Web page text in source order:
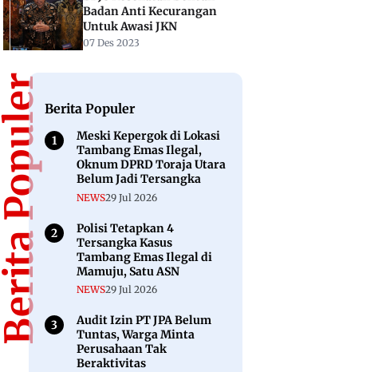
Badan Anti Kecurangan
Untuk Awasi JKN
07 Des 2023
Berita PopulerBerita Populer
Meski Kepergok di Lokasi
Tambang Emas Ilegal,
Oknum DPRD Toraja Utara
Belum Jadi Tersangka
NEWS29 Jul 2026
Polisi Tetapkan 4
Tersangka Kasus
Tambang Emas Ilegal di
Mamuju, Satu ASN
NEWS29 Jul 2026
Audit Izin PT JPA Belum
Tuntas, Warga Minta
Perusahaan Tak
Beraktivitas